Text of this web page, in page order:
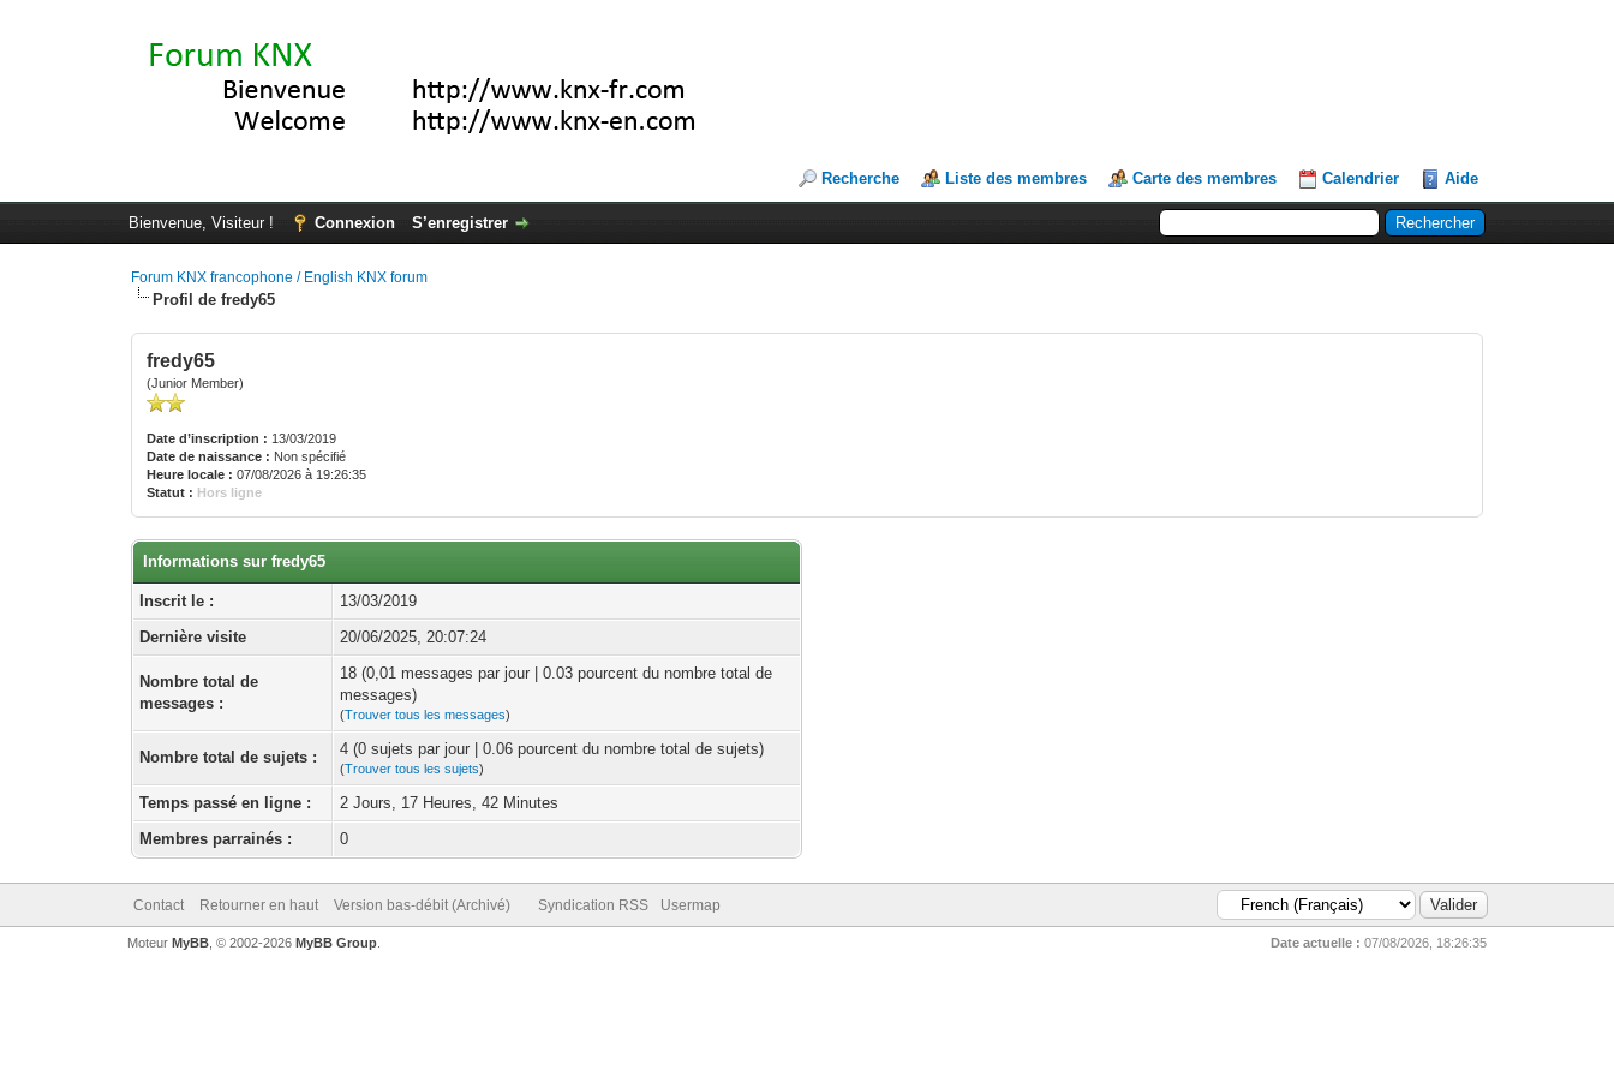
Recherche Liste des membres Carte des membres Calendrier Aide
Bienvenue, Visiteur ! Connexion S’enregistrer
Forum KNX francophone / English KNX forum
Profil de fredy65
fredy65
(Junior Member)
Date d’inscription : 13/03/2019
Date de naissance : Non spécifié
Heure locale : 07/08/2026 à 19:26:35
Statut : Hors ligne
Informations sur fredy65
Inscrit le :
13/03/2019
Dernière visite
20/06/2025, 20:07:24
Nombre total de
messages :
18 (0,01 messages par jour | 0.03 pourcent du nombre total de
messages)
(Trouver tous les messages)
Nombre total de sujets : 4 (0 sujets par jour | 0.06 pourcent du nombre total de sujets)
(Trouver tous les sujets)
Temps passé en ligne :
2 Jours, 17 Heures, 42 Minutes
Membres parrainés :
0
Contact Retourner en haut Version bas-débit (Archivé) Syndication RSS Usermap
Date actuelle : 07/08/2026, 18:26:35
Moteur MyBB, © 2002-2026 MyBB Group.